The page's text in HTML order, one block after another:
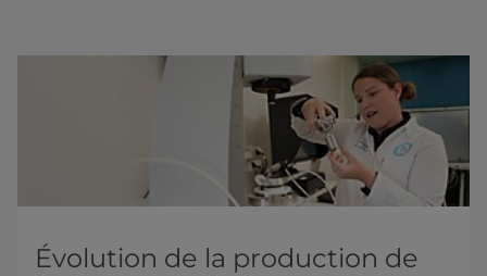
Évolution de la production de